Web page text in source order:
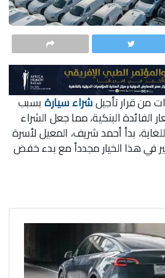
من قرار تأجيلشراء سيارةبسبب
الفائدة البنكية، مما جعل الشراء
بدأ أحمد شريف، المعيل لأسرة
في هذا الخيار مجدداً مع بدء خفض